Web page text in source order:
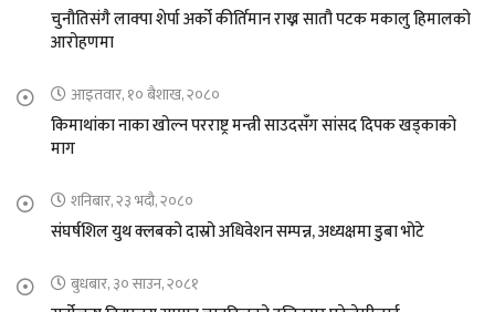
चुनौतिसंगै लाक्पा शेर्पा अर्को कीर्तिमान राख्न सातौ पटक मकालु हिमालको
आरोहणमा
आइतवार, १० बैशाख, २०८०
किमाथांका नाका खोल्न परराष्ट्र मन्त्री साउदसँग सांसद दिपक खड्काको
माग
शनिबार, २३ भदौ, २०८०
संघर्षशिल युथ क्लबको दास्रो अधिवेशन सम्पन्न, अध्यक्षमा डुबा भोटे
बुधबार, ३० साउन, २०८१